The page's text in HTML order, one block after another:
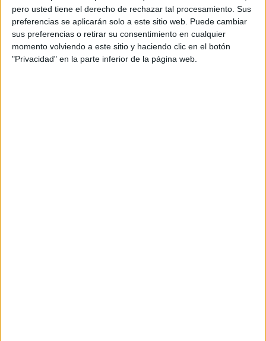
pero usted tiene el derecho de rechazar tal procesamiento. Sus
preferencias se aplicarán solo a este sitio web. Puede cambiar
sus preferencias o retirar su consentimiento en cualquier
momento volviendo a este sitio y haciendo clic en el botón
"Privacidad" en la parte inferior de la página web.